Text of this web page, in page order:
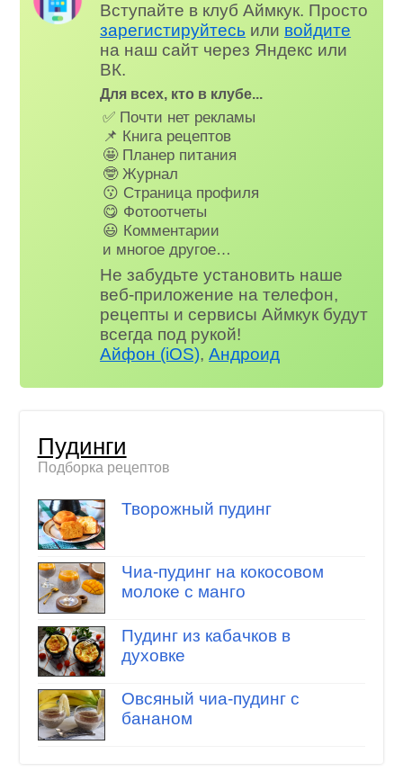
Вступайте в клуб Аймкук. Просто
зарегистируйтесь или войдите
на наш сайт через Яндекс или
ВК.
Для всех, кто в клубе...
✅ Почти нет рекламы
📌 Книга рецептов
🤩 Планер питания
🤓 Журнал
😗 Страница профиля
😋 Фотоотчеты
😃 Комментарии
и многое другое…
Не забудьте установить наше
веб-приложение на телефон,
рецепты и сервисы Аймкук будут
всегда под рукой!
Айфон (iOS),Андроид
Пудинги
Подборка рецептов
Творожный пудинг
Чиа-пудинг на кокосовом
молоке с манго
Пудинг из кабачков в
духовке
Овсяный чиа-пудинг с
бананом